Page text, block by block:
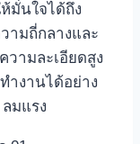
มั่นใจได้ถึง
ามถี่กลางและ
ามละเอียดสูง
งานได้อย่าง
มแรง